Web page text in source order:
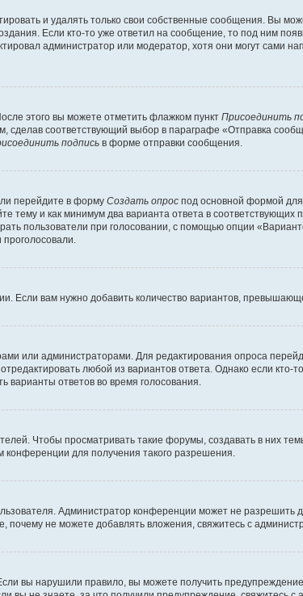
и удалять только свои собственные сообщения. Вы
Если кто-то уже ответил на сообщение, то под ним
администратор или модератор, хотя они могут сами
этого вы можете отметить флажком пункт Присоединить
соответствующий выбор в параграфе «Отправка
подпись в форме отправки сообщения.
перейдите в форму Создать опрос под основной формой для
и как минимум два варианта ответа в
пользователи при голосовании, с помощью опции
Если вам нужно добавить количество вариантов,
или администраторами. Для редактирования опроса
любой из вариантов ответа. Однако если
варианты ответов во время голосования.
Чтобы просматривать такие форумы, создавать в них
для получения такого разрешения.
Администратор конференции может не
не можете добавлять вложения, свяжитесь с
вы нарушили правило, вы можете получить